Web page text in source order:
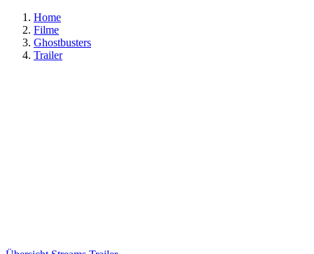
Home
Filme
Ghostbusters
Trailer